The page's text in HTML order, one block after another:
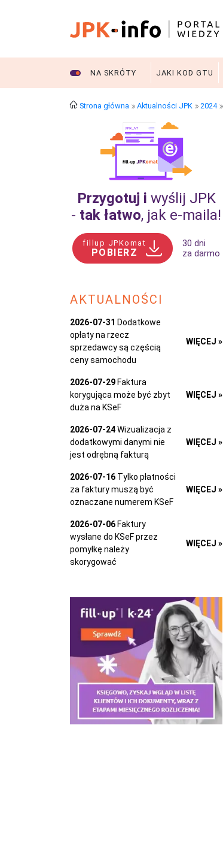
NA SKRÓTY JAKI KOD GTU
Strona główna Aktualności JPK 2024
Przygotuj i wyślij JPK
- tak łatwo, jak e‑maila!
fillup JPKomat
POBIERZ
30 dni
za darmo
AKTUALNOŚCI
2026-07-31 Dodatkowe
opłaty na rzecz
sprzedawcy są częścią
ceny samochodu
WIĘCEJ »
2026-07-29 Faktura
korygująca może być zbyt
duża na KSeF
WIĘCEJ »
2026-07-24Wizualizacja z
dodatkowymi danymi nie
jest odrębną fakturą
WIĘCEJ »
2026-07-16 Tylko płatności
za faktury muszą być
oznaczane numerem KSeF
WIĘCEJ »
2026-07-06 Faktury
wysłane do KSeF przez
pomyłkę należy
skorygować
WIĘCEJ »